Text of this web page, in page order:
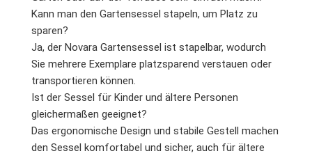
Kann man den Gartensessel stapeln, um Platz zu
sparen?
Ja, der Novara Gartensessel ist stapelbar, wodurch
Sie mehrere Exemplare platzsparend verstauen oder
transportieren können.
Ist der Sessel für Kinder und ältere Personen
gleichermaßen geeignet?
Das ergonomische Design und stabile Gestell machen
den Sessel komfortabel und sicher, auch für ältere